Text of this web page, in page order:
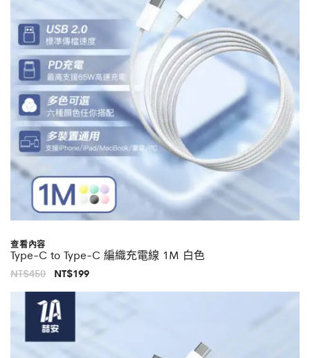
查看內容
Type-C to Type-C 編織充電線 1M 白色
NT$450 原
價
格：
NT$450。
NT$199目
價